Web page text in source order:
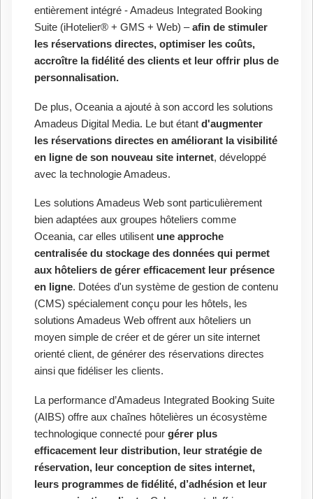
entièrement intégré - Amadeus Integrated Booking
Suite (iHotelier® + GMS + Web) –afin de stimuler
les réservations directes, optimiser les coûts,
accroître la fidélité des clients et leur offrir plus de
personnalisation.
De plus, Oceania a ajouté à son accord les solutions
Amadeus Digital Media. Le but étant d'augmenter
les réservations directes en améliorant la visibilité
en ligne de son nouveau site internet, développé
avec la technologie Amadeus.
Les solutions Amadeus Web sont particulièrement
bien adaptées aux groupes hôteliers comme
Oceania, car elles utilisent une approche
centralisée du stockage des données qui permet
aux hôteliers de gérer efficacement leur présence
en ligne. Dotées d'un système de gestion de contenu
(CMS) spécialement conçu pour les hôtels, les
solutions Amadeus Web offrent aux hôteliers un
moyen simple de créer et de gérer un site internet
orienté client, de générer des réservations directes
ainsi que fidéliser les clients.
La performance d’Amadeus Integrated Booking Suite
(AIBS) offre aux chaînes hôtelières un écosystème
technologique connecté pour gérer plus
efficacement leur distribution, leur stratégie de
réservation, leur conception de sites internet,
leurs programmes de fidélité, d’adhésion et leur